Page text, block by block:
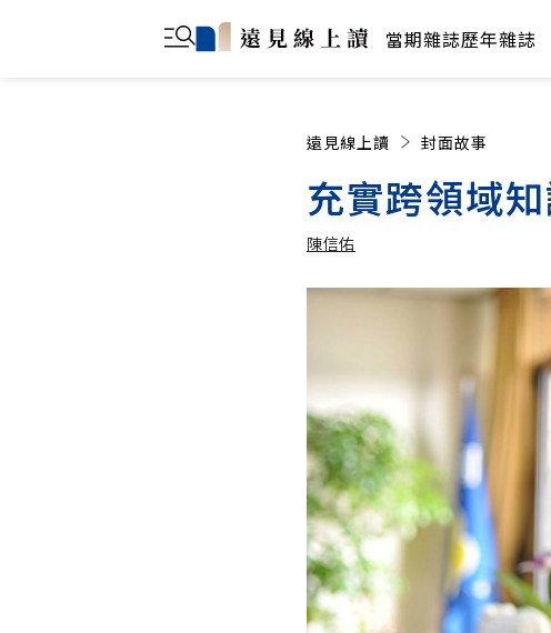
當期雜誌歷年雜誌
遠見線上讀 封面故事
充實跨領域
陳信佑